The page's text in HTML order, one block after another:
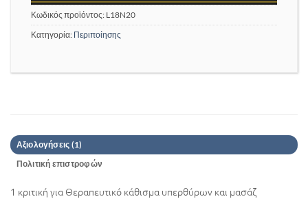
Κωδικός προϊόντος: L18N20
Κατηγορία: Περιποίησης
Αξιολογήσεις (1)
Πολιτική επιστροφών
1 κριτική για Θεραπευτικό κάθισμα υπερθύρων και μασάζ